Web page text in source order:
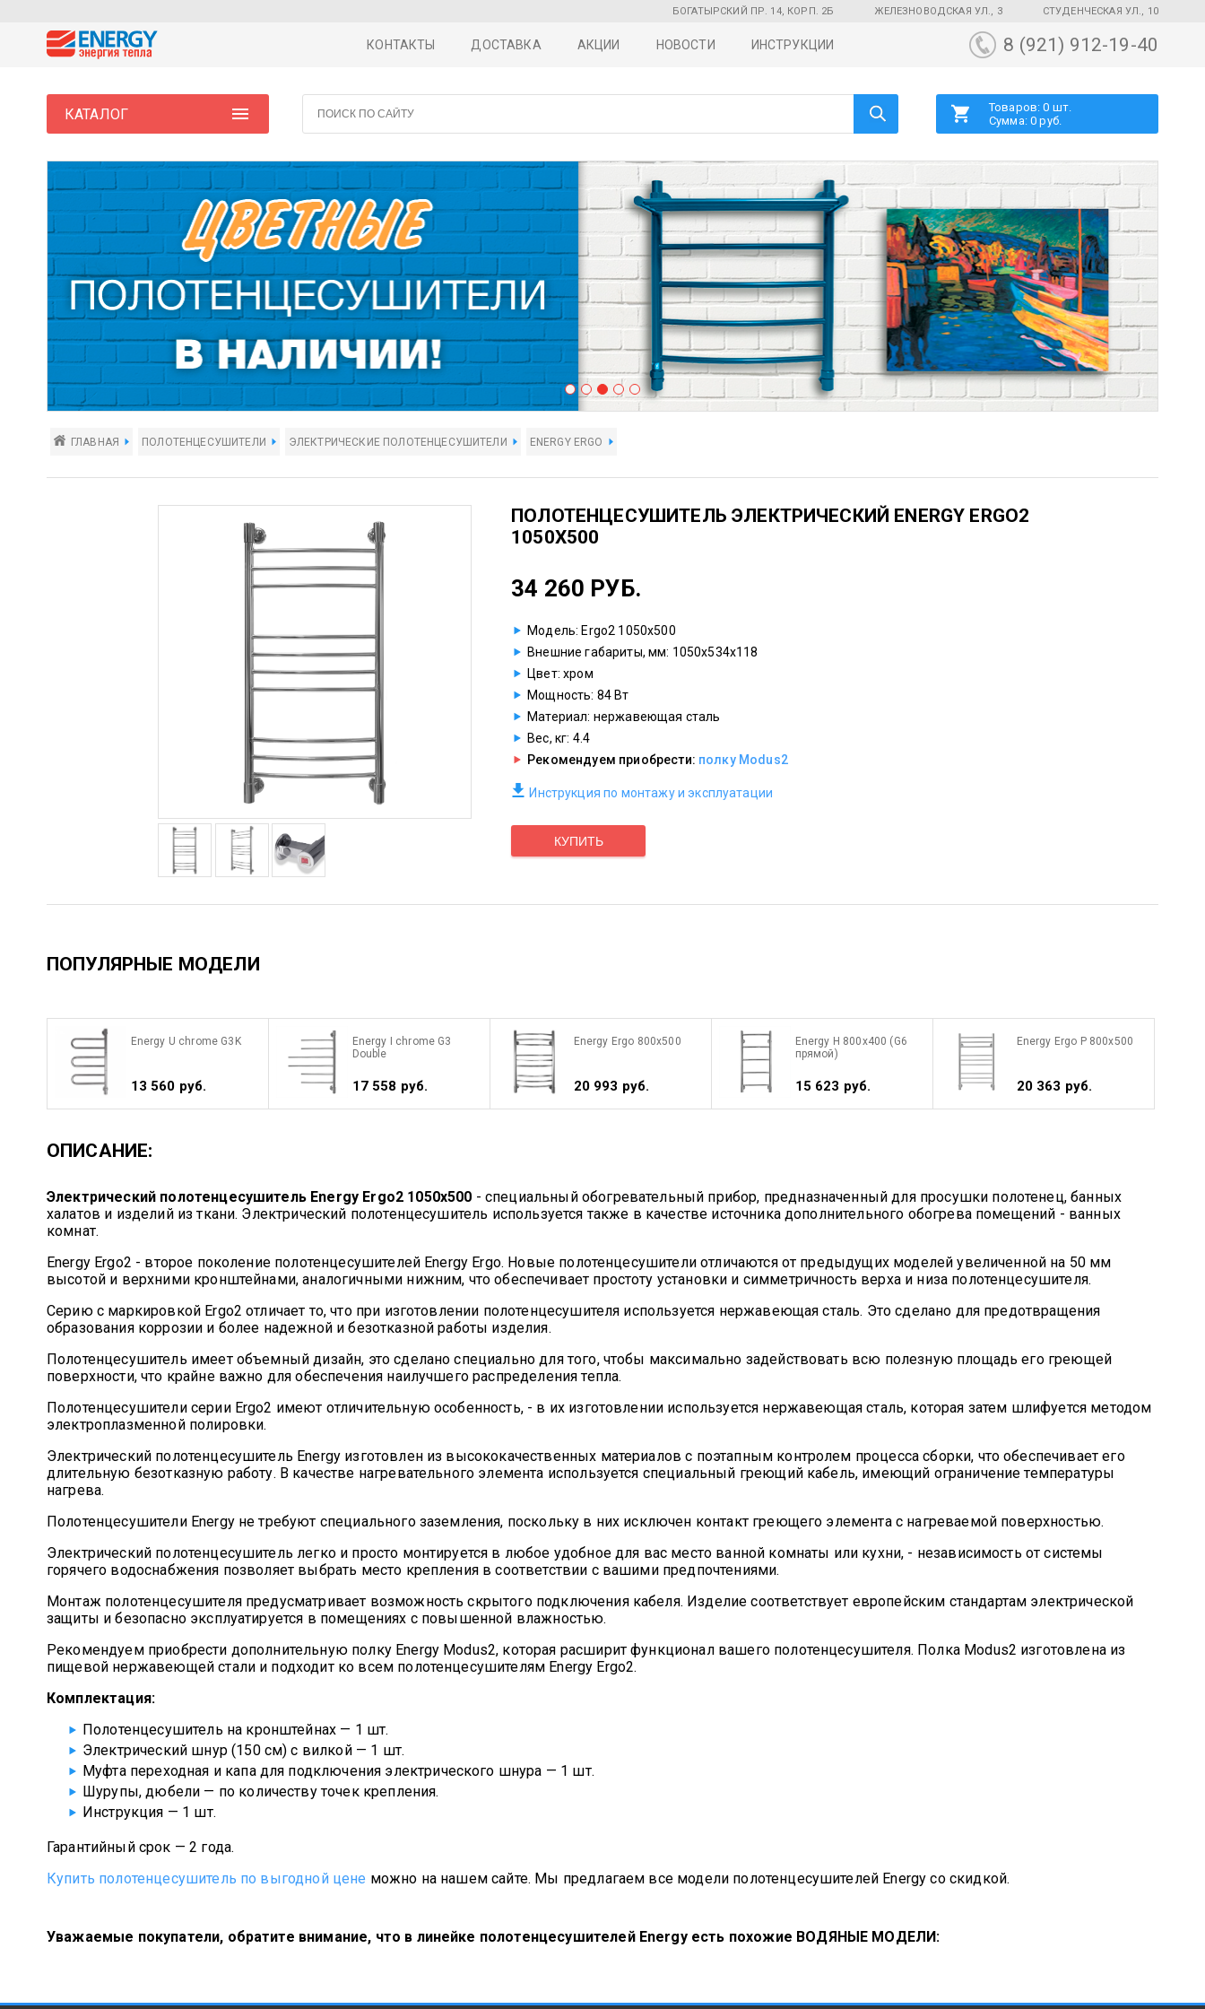
БОГАТЫРСКИЙ ПР. 14, КОРП. 2Б ЖЕЛЕЗНОВОДСКАЯ УЛ., 3 СТУДЕНЧЕСКАЯ УЛ., 10
КОНТАКТЫ ДОСТАВКА АКЦИИ НОВОСТИ ИНСТРУКЦИИ 8 (921) 912-19-40
КАТАЛОГ
Товаров: 0 шт.
Сумма: 0 руб.
ГЛАВНАЯ ПОЛОТЕНЦЕСУШИТЕЛИ ЭЛЕКТРИЧЕСКИЕ ПОЛОТЕНЦЕСУШИТЕЛИ ENERGY ERGO
ПОЛОТЕНЦЕСУШИТЕЛЬ ЭЛЕКТРИЧЕСКИЙ ENERGY ERGO2
1050X500
34 260 РУБ.
Модель: Ergo2 1050x500
Внешние габариты, мм: 1050х534х118
Цвет: хром
Мощность: 84 Вт
Материал: нержавеющая сталь
Вес, кг: 4.4
Рекомендуем приобрести: полку Modus2
Инструкция по монтажу и эксплуатации
КУПИТЬ
ПОПУЛЯРНЫЕ МОДЕЛИ
Energy U chrome G3K
13 560 руб.
Energy I chrome G3
Double
17 558 руб.
Energy Ergo 800x500
20 993 руб.
Energy H 800x400 (G6
прямой)
15 623 руб.
Energy Ergo P 800x500
20 363 руб.
ОПИСАНИЕ:
Электрический полотенцесушитель Energy Ergo2 1050x500 - специальный обогревательный прибор, предназначенный для просушки полотенец, банных
халатов и изделий из ткани. Электрический полотенцесушитель используется также в качестве источника дополнительного обогрева помещений - ванных
комнат.
Energy Ergo2 - второе поколение полотенцесушителей Energy Ergo. Новые полотенцесушители отличаются от предыдущих моделей увеличенной на 50 мм
высотой и верхними кронштейнами, аналогичными нижним, что обеспечивает простоту установки и симметричность верха и низа полотенцесушителя.
Серию с маркировкой Ergo2 отличает то, что при изготовлении полотенцесушителя используется нержавеющая сталь. Это сделано для предотвращения
образования коррозии и более надежной и безотказной работы изделия.
Полотенцесушитель имеет объемный дизайн, это сделано специально для того, чтобы максимально задействовать всю полезную площадь его греющей
поверхности, что крайне важно для обеспечения наилучшего распределения тепла.
Полотенцесушители серии Ergo2 имеют отличительную особенность, - в их изготовлении используется нержавеющая сталь, которая затем шлифуется методом
электроплазменной полировки.
Электрический полотенцесушитель Energy изготовлен из высококачественных материалов с поэтапным контролем процесса сборки, что обеспечивает его
длительную безотказную работу. В качестве нагревательного элемента используется специальный греющий кабель, имеющий ограничение температуры
нагрева.
Полотенцесушители Energy не требуют специального заземления, поскольку в них исключен контакт греющего элемента с нагреваемой поверхностью.
Электрический полотенцесушитель легко и просто монтируется в любое удобное для вас место ванной комнаты или кухни, - независимость от системы
горячего водоснабжения позволяет выбрать место крепления в соответствии с вашими предпочтениями.
Монтаж полотенцесушителя предусматривает возможность скрытого подключения кабеля. Изделие соответствует европейским стандартам электрической
защиты и безопасно эксплуатируется в помещениях с повышенной влажностью.
Рекомендуем приобрести дополнительную полку Energy Modus2, которая расширит функционал вашего полотенцесушителя. Полка Modus2 изготовлена из
пищевой нержавеющей стали и подходит ко всем полотенцесушителям Energy Ergo2.
Комплектация:
Полотенцесушитель на кронштейнах — 1 шт.
Электрический шнур (150 см) с вилкой — 1 шт.
Муфта переходная и капа для подключения электрического шнура — 1 шт.
Шурупы, дюбели — по количеству точек крепления.
Инструкция — 1 шт.
Гарантийный срок — 2 года.
Купить полотенцесушитель по выгодной цене можно на нашем сайте. Мы предлагаем все модели полотенцесушителей Energy со скидкой.
Уважаемые покупатели, обратите внимание, что в линейке полотенцесушителей Energy есть похожие ВОДЯНЫЕ МОДЕЛИ: